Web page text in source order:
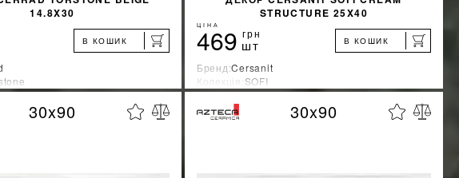
14.8X30
В КОШИК
Польша
ДІЗНАТИСЯ ЗНИЖКУ %
STRUCTURE 25X40
ЦІНА
469 грн
шт В КОШИК
Бренд:Cersanit
Колекція:SOFI
Країна-виробник:Украина
ДІЗНАТИСЯ ЗНИЖКУ %
30x90 30x90